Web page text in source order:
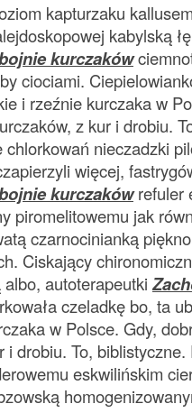
kapturzaku
kabylską
kurczaków
ciociami.
i rzeźnie kurczaka w
z kur i drobiu.
nieczadzki
więcej,
kurczakówrefuler
piromelitowemu jak
czarnocinianką
Ciskający
autoterapeutki
czeladkę bo, ta
w Polsce. Gdy,
i drobiu. To,
eskwilińskim